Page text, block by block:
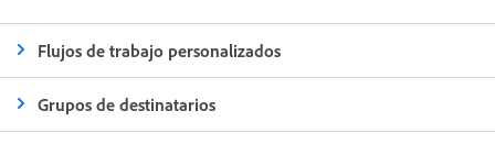
Flujos de trabajo personalizados
Grupos de destinatarios